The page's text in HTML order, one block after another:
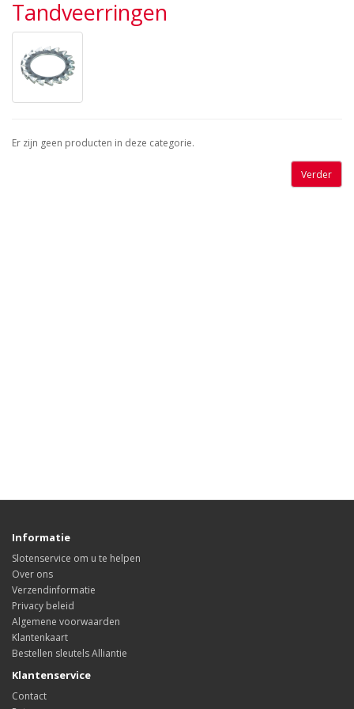
Tandveerringen
Er zijn geen producten in deze categorie.
Verder
Informatie
Slotenservice om u te helpen
Over ons
Verzendinformatie
Privacy beleid
Algemene voorwaarden
Klantenkaart
Bestellen sleutels Alliantie
Klantenservice
Contact